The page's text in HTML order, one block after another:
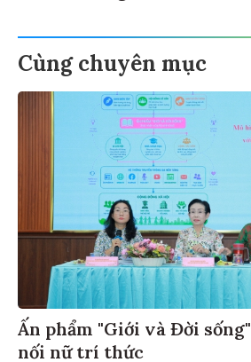
Cùng chuyên mục
Ấn phẩm "Giới và Đời
nối nữ trí thức